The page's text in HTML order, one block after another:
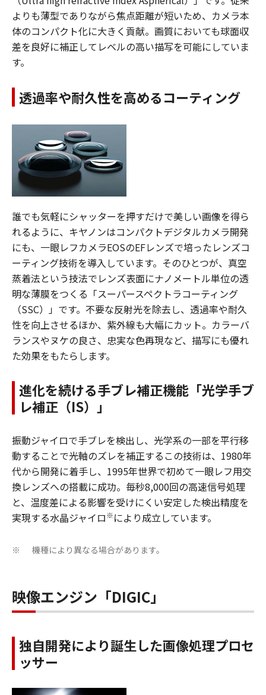
よりも薄型でありながら焦点距離が短いため、カメラ本
体のコンパクト化に大きく貢献。画質においても球面収
差を良好に補正してレベルの高い描写を可能にしていま
す。
透過率や耐久性を高めるコーティング
誰でも気軽にシャッターを押すだけで美しい画像を得ら
れるように、キヤノンはコンパクトデジタルカメラ開発
にも、一眼レフカメラEOSのEFレンズで培ったレンズコ
ーティング技術を導入しています。そのひとつが、真空
蒸着法という技法でレンズ表面にナノメートル単位の透
明な薄膜をつくる「スーパースペクトラコーティング
（SSC）」です。不要な反射光を除去し、透過率や耐久
性を向上させるほか、紫外線も大幅にカット。カラーバ
ランスやヌケの良さ、忠実な色再現など、描写にも優れ
た効果をもたらします。
進化を続ける手ブレ補正機能「光学手ブ
レ補正（IS）」
振動ジャイロで手ブレを検出し、光学系の一部を平行移
動することで光軸のズレを補正するこの技術は、1980年
代から開発に着手し、1995年世界で初めて一眼レフ用交
換レンズへの搭載に成功。毎秒8,000回の高速信号処理
と、温度差による影響を受けにくい安定した検出精度を
実現する水晶ジャイロ※により成立しています。
※ 機種により異なる場合があります。
映像エンジン「DIGIC」
独自開発により誕生した画像処理プロセ
ッサー